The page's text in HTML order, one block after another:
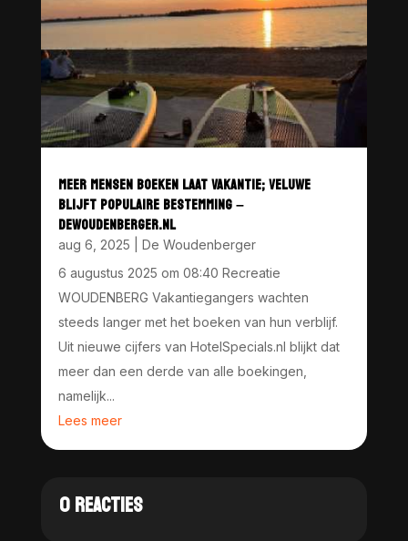
MEER MENSEN BOEKEN LAAT VAKANTIE; VELUWE
BLIJFT POPULAIRE BESTEMMING –
DEWOUDENBERGER.NL
aug 6, 2025
De Woudenberger
6 augustus 2025 om 08:40 Recreatie
WOUDENBERG Vakantiegangers wachten
steeds langer met het boeken van hun verblijf.
Uit nieuwe cijfers van HotelSpecials.nl blijkt dat
meer dan een derde van alle boekingen,
namelijk...
Lees meer
0 REACTIES